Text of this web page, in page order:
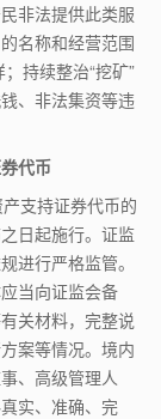
非法提供此类服
名称和经营范围
；持续整治“挖矿”
、非法集资等违
代币
支持证券代币的
日起施行。证监
进行严格监管。
当向证监会备
关材料，完整说
案等情况。境内
、高级管理人
实、准确、完